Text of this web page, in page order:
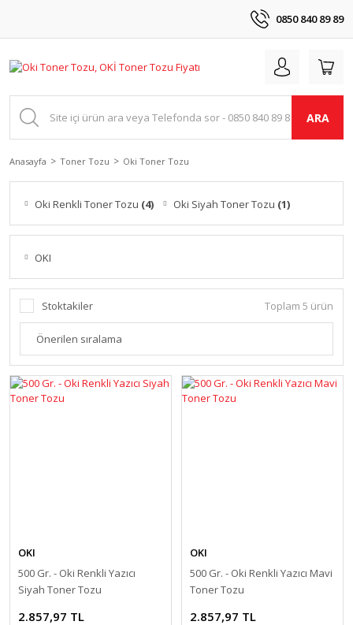
0850 840 89 89
ARA
Anasayfa Toner Tozu Oki Toner Tozu
Oki Renkli Toner Tozu (4) Oki Siyah Toner Tozu (1)
OKI
Stoktakiler Toplam 5 ürün
OKI
500 Gr. - Oki Renkli Yazıcı
Siyah Toner Tozu
2.857,97 TL
OKI
500 Gr. - Oki Renkli Yazıcı Mavi
Toner Tozu
2.857,97 TL